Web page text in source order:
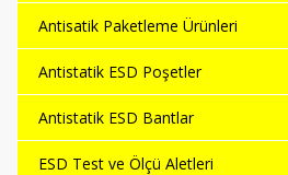
Antisatik Paketleme Ürünleri
Antistatik ESD Poşetler
Antistatik ESD Bantlar
ESD Test ve Ölçü Aletleri